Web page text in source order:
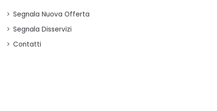
Segnala Nuova Offerta
Segnala Disservizi
Contatti